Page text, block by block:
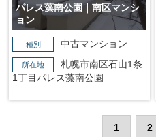
パレス藻南公園｜南区マンシ
ョン
種別 中古マンション
所在地
札幌市南区石山1条
1丁目パレス藻南公園
1 2